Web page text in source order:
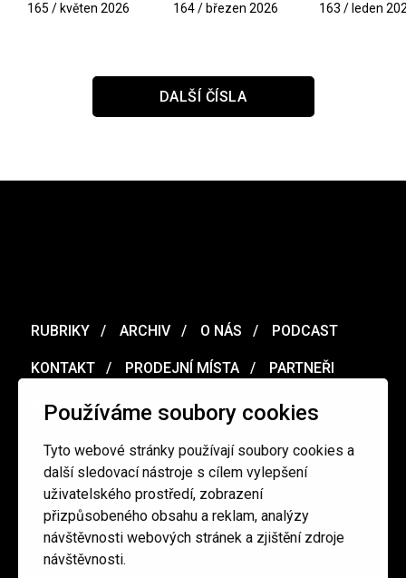
Používáme soubory cookies
Tyto webové stránky používají soubory cookies a
další sledovací nástroje s cílem vylepšení
uživatelského prostředí, zobrazení
přizpůsobeného obsahu a reklam, analýzy
návštěvnosti webových stránek a zjištění zdroje
návštěvnosti.
165 / květen 2026 164 / březen 2026 163 / leden
DALŠÍ ČÍSLA
RUBRIKY ARCHIV O NÁS PODCAST
KONTAKT PRODEJNÍ MÍSTA PARTNEŘI
MERCH VOUCHER
Ochrana osobních údajů / Obchodní podmínky
redakce@cinepur.cz